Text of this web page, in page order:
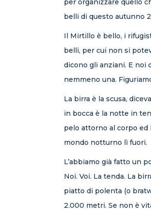
per organizzare quello
belli di questo autunno
Il Mirtillo è bello, i
belli, per cui non si
dicono gli anziani. E noi
nemmeno una.
La birra è la scusa,
in bocca è la notte in
pelo attorno al corpo ed
mondo notturno lì fuori.
L’abbiamo già fatto un
Noi. Voi. La tenda. La
piatto di polenta (o
2.000 metri. Se non è